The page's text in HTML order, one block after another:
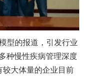
型的报道，引发行业
种慢性疾病管理深度
大体量的企业目前